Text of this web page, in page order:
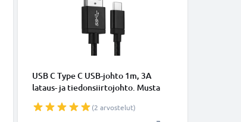
USB C Type C USB-johto 1m, 3A
lataus- ja tiedonsiirtojohto. Musta
USB-kaapeli
(2 arvostelut)